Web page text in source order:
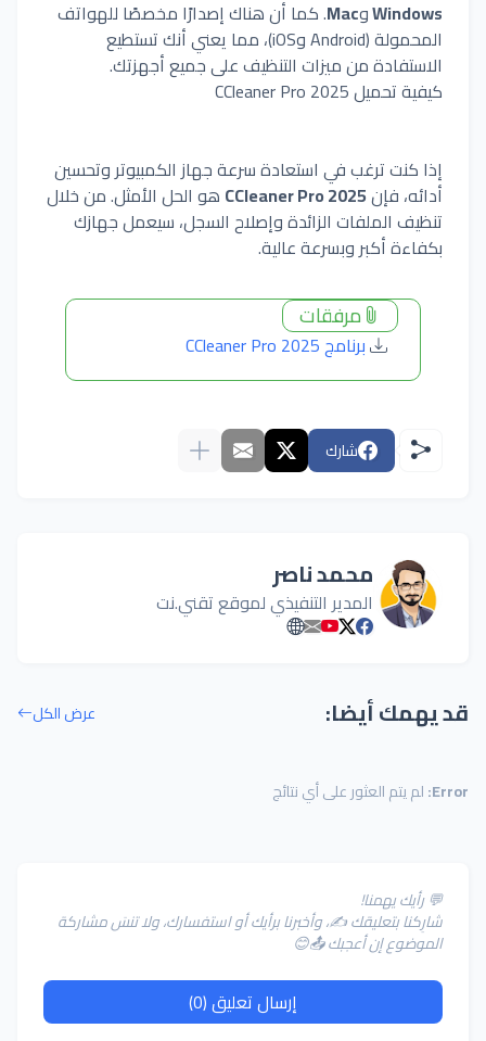
WindowsوMac. كما أن هناك إصدارًا مخصصًا للهواتف
المحمولة (Android وiOS)، مما يعني أنك تستطيع
الاستفادة من ميزات التنظيف على جميع أجهزتك.
كيفية تحميل CCleaner Pro 2025
إذا كنت ترغب في استعادة سرعة جهاز الكمبيوتر وتحسين
أدائه، فإنCCleaner Pro 2025 هو الحل الأمثل. من خلال
تنظيف الملفات الزائدة وإصلاح السجل، سيعمل جهازك
بكفاءة أكبر وبسرعة عالية.
مرفقات
برنامج CCleaner Pro 2025
شارك
محمد ناصر
المدير التنفيذي لموقع تقني.نت
قد يهمك أيضا: عرض الكل
Error: لم يتم العثور على أي نتائج
💬 رأيك يهمنا!
شارِكنا بتعليقك ✍️، وأخبرنا برأيك أو استفسارك، ولا تنسَ مشاركة
الموضوع إن أعجبك 📤😊
إرسال تعليق (0)